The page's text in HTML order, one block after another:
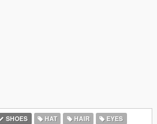
SHOES HAT HAIR
EYES